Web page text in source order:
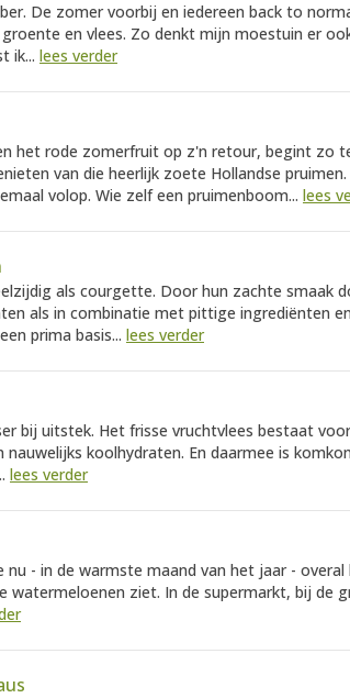
De zomer voorbij en iedereen back to
en vlees. Zo denkt mijn moestuin er
ik... lees verder
het rode zomerfruit op z'n retour, begint zo
van die heerlijk zoete Hollandse
volop. Wie zelf een pruimenboom... lees
als courgette. Door hun zachte smaak
als in combinatie met pittige ingrediënten
prima basis... lees verder
bij uitstek. Het frisse vruchtvlees bestaat
nauwelijks koolhydraten. En daarmee is
lees verder
- in de warmste maand van het jaar - overal
watermeloenen ziet. In de supermarkt, bij de